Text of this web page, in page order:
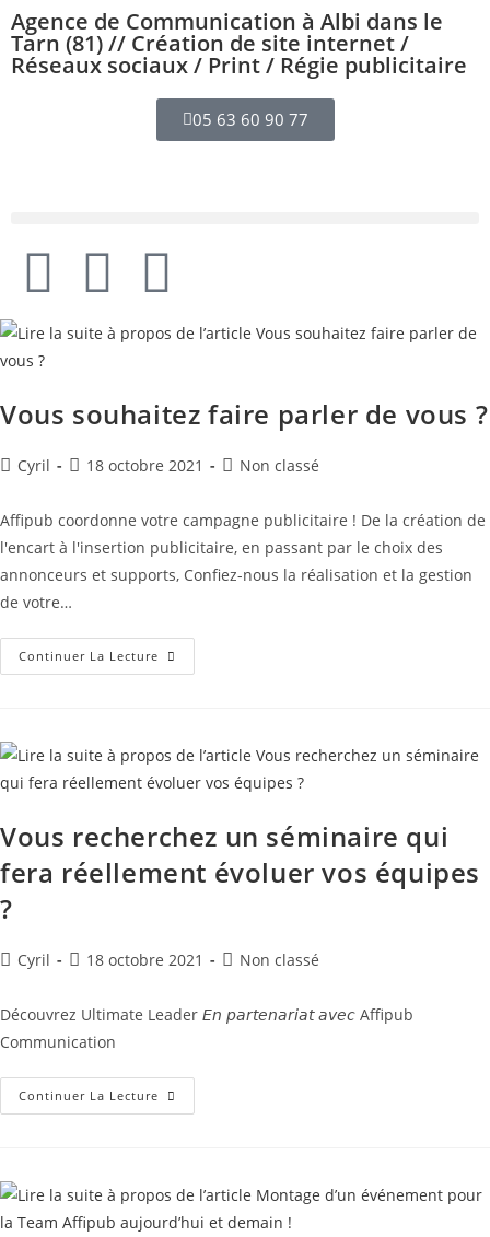
Agence de Communication à Albi dans le
Tarn (81) // Création de site internet /
Réseaux sociaux / Print / Régie publicitaire
05 63 60 90 77
Vous souhaitez faire parler de vous ?
Cyril 18 octobre 2021 Non classé
Affipub coordonne votre campagne publicitaire ! De la création de
l'encart à l'insertion publicitaire, en passant par le choix des
annonceurs et supports, Confiez-nous la réalisation et la gestion
de votre…
Continuer La Lecture
Vous recherchez un séminaire qui
fera réellement évoluer vos équipes
?
Cyril 18 octobre 2021 Non classé
Découvrez Ultimate Leader 𝘌𝘯 𝘱𝘢𝘳𝘵𝘦𝘯𝘢𝘳𝘪𝘢𝘵 𝘢𝘷𝘦𝘤 Affipub
Communication
Continuer La Lecture